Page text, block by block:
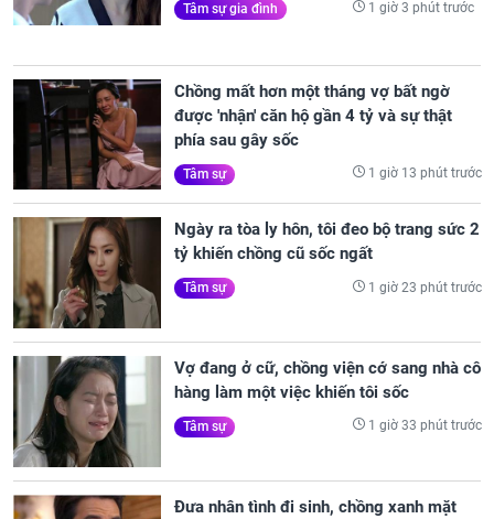
Tâm sự gia đình 1 giờ 3 phút trước
Chồng mất hơn một tháng vợ bất ngờ
được 'nhận' căn hộ gần 4 tỷ và sự thật
phía sau gây sốc
Tâm sự 1 giờ 13 phút trước
Ngày ra tòa ly hôn, tôi đeo bộ trang sức 2
tỷ khiến chồng cũ sốc ngất
Tâm sự 1 giờ 23 phút trước
Vợ đang ở cữ, chồng viện cớ sang nhà cô
hàng làm một việc khiến tôi sốc
Tâm sự 1 giờ 33 phút trước
Đưa nhân tình đi sinh, chồng xanh mặt